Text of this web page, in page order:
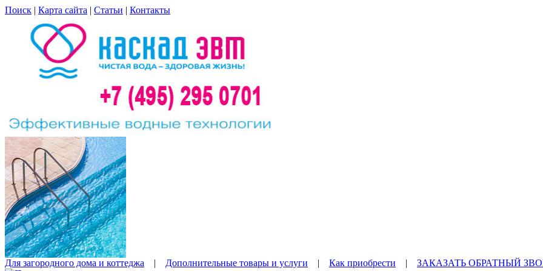
Поиск | Карта сайта | Статьи | Контакты
Для загородного дома и коттеджа | Дополнительные товары и услуги | Как приобрести | ЗАКАЗАТЬ ОБРАТНЫЙ